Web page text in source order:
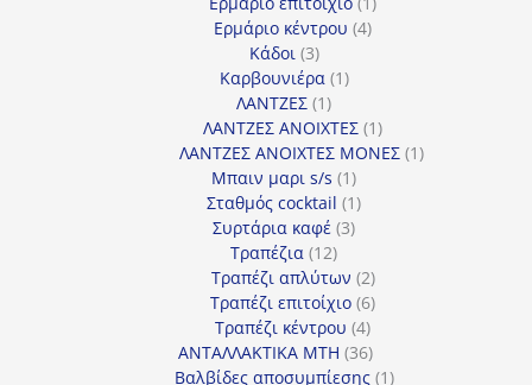
προϊόν
Ερμάριο κέντρου 44
Κάδοι 33
προϊόντα
Καρβουνιέρα 11
ΛΑΝΤΖΕΣ 11
προϊόν
ΛΑΝΤΖΕΣ ΑΝΟΙΧΤΕΣ 11
προϊόν
ΛΑΝΤΖΕΣ ΑΝΟΙΧΤΕΣ ΜΟΝΕΣ 11
Μπαιν μαρι s/s 11
προϊόν
Σταθμός cocktail 11
Συρτάρια καφέ 33
Τραπέζια 1212
προϊόντα
Τραπέζι απλύτων 22
προϊόντα
Τραπέζι επιτοίχιο 66
προϊόντα
Τραπέζι κέντρου 44
προϊόντα
ΑΝΤΑΛΛΑΚΤΙΚΑ MTH 3636
προϊόντα
Βαλβίδες αποσυμπίεσης 11